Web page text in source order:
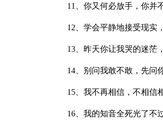
11、你又何必放手，你并
12、学会平静地接受现实
13、昨天你让我哭的迷茫
14、别问我敢不敢，先问
15、我不再相信，不相信
16、我的知音全死光了不